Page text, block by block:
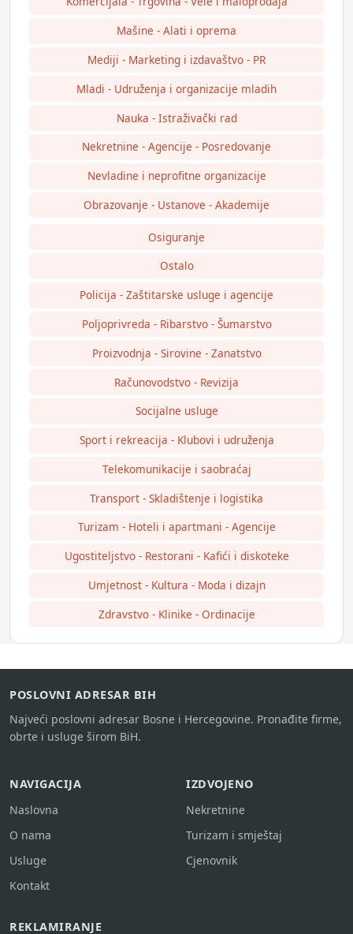
Mašine - Alati i oprema
Mediji - Marketing i izdavaštvo - PR
Mladi - Udruženja i organizacije mladih
Nauka - Istraživački rad
Nekretnine - Agencije - Posredovanje
Nevladine i neprofitne organizacije
Obrazovanje - Ustanove - Akademije
Osiguranje
Ostalo
Policija - Zaštitarske usluge i agencije
Poljoprivreda - Ribarstvo - Šumarstvo
Proizvodnja - Sirovine - Zanatstvo
Računovodstvo - Revizija
Socijalne usluge
Sport i rekreacija - Klubovi i udruženja
Telekomunikacije i saobraćaj
Transport - Skladištenje i logistika
Turizam - Hoteli i apartmani - Agencije
Ugostiteljstvo - Restorani - Kafići i diskoteke
Umjetnost - Kultura - Moda i dizajn
Zdravstvo - Klinike - Ordinacije
POSLOVNI ADRESAR BIH
Najveći poslovni adresar Bosne i Hercegovine. Pronađite firme,
obrte i usluge širom BiH.
NAVIGACIJA
Naslovna
O nama
Usluge
Kontakt
IZDVOJENO
Nekretnine
Turizam i smještaj
Cjenovnik
REKLAMIRANJE